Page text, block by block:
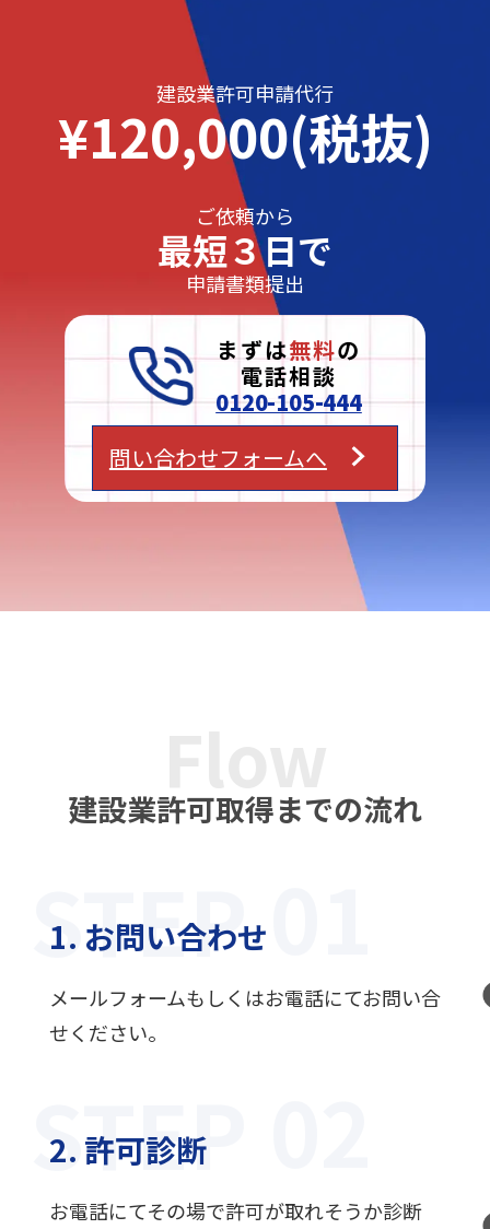
建設業許可申請代行
¥120,000(税抜)
ご依頼から
最短３日で
申請書類提出
まずは無料の
電話相談
0120-105-444
問い合わせフォームへ
建設業許可取得までの流れ
STEP
1. お問い合わせ
メールフォームもしくはお電話にてお問い合
せください。
STEP
2. 許可診断
お電話にてその場で許可が取れそうか診断